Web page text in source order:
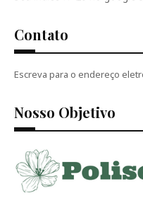
Contato
Escreva para o endereço
Nosso Objetivo